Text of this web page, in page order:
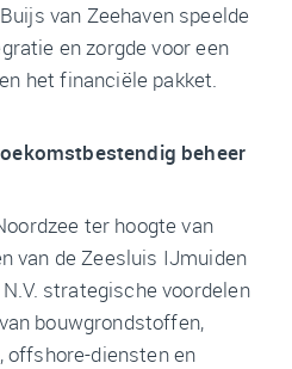
van Zeehaven speelde
en zorgde voor een
het financiële pakket.
beheer
ter hoogte van
van de Zeesluis IJmuiden
strategische voordelen
bouwgrondstoffen,
offshore-diensten en